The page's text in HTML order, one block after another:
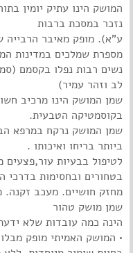
המושק הינו עתיק יומין
נזכר במסכת
ע"א). מופק מאיבר הרבייה
מספרת שמלכים במדינות
נשים רבות נפלו בקסמם
לב וזהר עמיר)
שמן המושק הינו מרכיב
בקוסמטיקה הטבעית.
שמן המושק נרקח במרפא
ביותר בריחו ואיכותו .
לטיפול בבעיות עור,פצעים
בטחורים ובחסימות בדרכי
מחזק חושיים. מעכב זקנה.
שמן מושק טהור
הינה כמה עובדות שלא
• המושק האמיתי מופק